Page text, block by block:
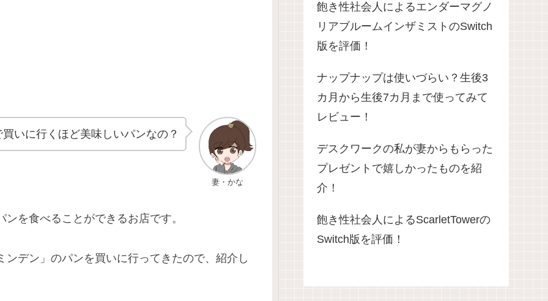
妻・かな
いに行くほど美味しいパンなの？
を食べることができるお店です。
デン」のパンを買いに行ってきたので、紹介し
飽き性社会人によるエンダーマグノ
リアブルームインザミストのSwitch
版を評価！
ナップナップは使いづらい？生後3
カ月から生後7カ月まで使ってみて
レビュー！
デスクワークの私が妻からもらった
プレゼントで嬉しかったものを紹
介！
飽き性社会人によるScarletTowerの
Switch版を評価！